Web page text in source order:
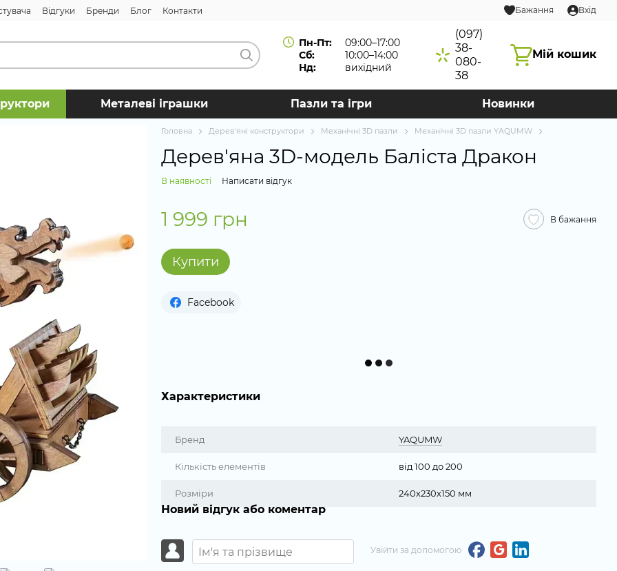
Відгуки Бренди Блог Контакти Бажання Вхід
Пн-Пт:
09:00–17:00
Сб:
10:00–14:00
Нд:
вихідний
(097)
38-
080-
38
Мій кошик
Металеві іграшки Пазли та ігри Новинки
Головна Дерев'яні конструктори Механічні 3D пазли Механічні 3D пазли YAQUMW
Дерев'яна 3D-модель Баліста Дракон
В наявності Написати відгук
1 999 грн В бажання
Купити
Facebook
Характеристики
Бренд YAQUMW
Кількість елементів від 100 до 200
Розміри 240х230х150 мм
Новий відгук або коментар
Увійти за допомогою